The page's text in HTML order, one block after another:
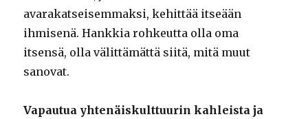
avarakatseisemmaksi, kehittää itseään
ihmisenä. Hankkia rohkeutta olla oma
itsensä, olla välittämättä siitä, mitä muut
sanovat.
Vapautua yhtenäiskulttuurin kahleista ja